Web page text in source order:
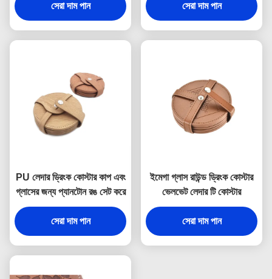
সেরা দাম পান
সেরা দাম পান
PU লেদার ড্রিংক কোস্টার কাপ এবং
গ্লাসের জন্য প্যানটোন রঙ সেট করে
সেরা দাম পান
ইমেগা গ্লাস রাউন্ড ড্রিংক কোস্টার
ভেলভেট লেদার টি কোস্টার
সেরা দাম পান